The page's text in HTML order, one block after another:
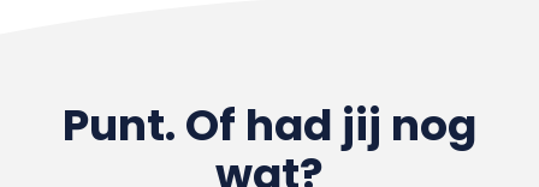
Punt. Of had jij nog
wat?